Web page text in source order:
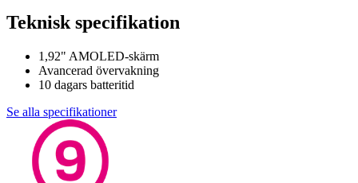
Teknisk specifikation
1,92" AMOLED-skärm
Avancerad övervakning
10 dagars batteritid
Se alla specifikationer